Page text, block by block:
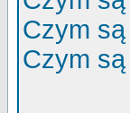
Czym
Czym